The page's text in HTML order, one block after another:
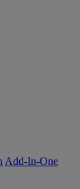
Add-In-One